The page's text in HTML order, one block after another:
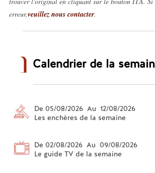
erreur,veuillez nous contacter.
Calendrier de la
De 05/08/2026 Au 12/08/2026
Les enchères de la semaine
De 02/08/2026 Au 09/08/2026
Le guide TV de la semaine